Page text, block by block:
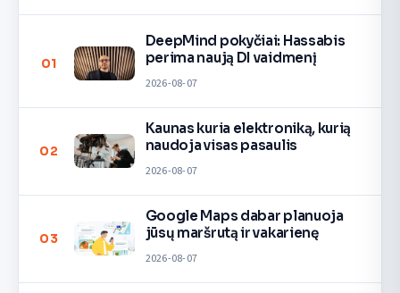
01
DeepMind pokyčiai: Hassabis
perima naują DI vaidmenį
2026-08-07
02
Kaunas kuria elektroniką, kurią
naudoja visas pasaulis
2026-08-07
03
Google Maps dabar planuoja
jūsų maršrutą ir vakarienę
2026-08-07